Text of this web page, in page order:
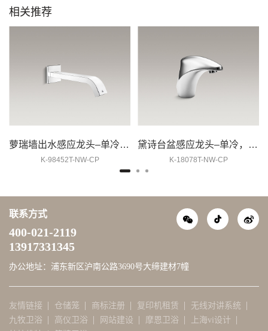
相关推荐
萝瑞墙出水感应龙头–单冷，不含电源盒，1.9升
K-98452T-NW-CP
黛诗台盆感应龙头–单冷，不含电源盒，1.9升
K-18078T-NW-CP
联系方式
400-021-2119
13917331345
办公地址：浦东新区沪南公路3690号大缔建材7幢
友情链接 仓储笼 商标注册 复印机租赁
无线对讲系统
九牧卫浴
高仪卫浴 网站建设 摩恩卫浴
上海vi设计